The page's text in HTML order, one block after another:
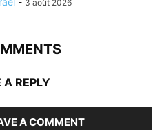
3 août 2026
A REPLY
A COMMENT